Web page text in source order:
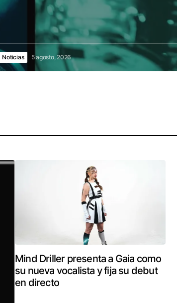
Noticias 5 agosto, 2026
Mind Driller presenta a Gaia como
su nueva vocalista y fija su debut
en directo